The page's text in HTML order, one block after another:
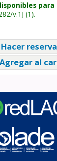
v.1 (1).
reserva
al